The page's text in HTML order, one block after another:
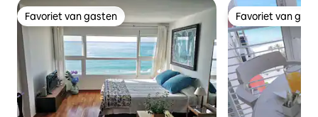
Favoriet van gasten
Favoriet van gasten Favoriet van
Favoriet van